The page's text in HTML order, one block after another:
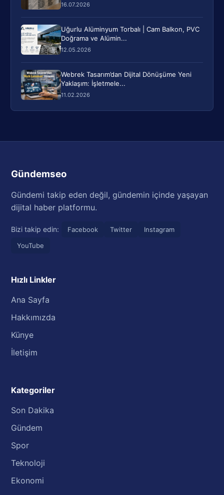
16.07.2026
Uğurlu Alüminyum Torbalı | Cam Balkon, PVC
Doğrama ve Alümin...
12.05.2026
Webrek Tasarım’dan Dijital Dönüşüme Yeni
Yaklaşım: İşletmele...
11.02.2026
Gündemseo
Gündemi takip eden değil, gündemin içinde yaşayan
dijital haber platformu.
Bizi takip edin: Facebook Twitter
Instagram
YouTube
Hızlı Linkler
Ana Sayfa
Hakkımızda
Künye
İletişim
Kategoriler
Son Dakika
Gündem
Spor
Teknoloji
Ekonomi